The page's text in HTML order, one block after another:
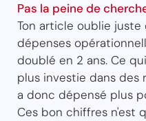
Pas la peine de
Ton article oublie
dépenses
doublé en 2 ans. Ce
plus investie dans des
a donc dépensé plus
Ces bon chiffres n'est